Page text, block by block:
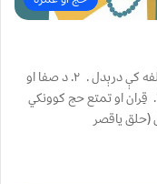
د حج واجبات: د حج خپل واجبات شپږ دي. ۱. مزدلفه کې درېدل . ۲. د صفا او
مروه تر منځ سعي کول . ۳. دجمراتو ویشتل . ۴. قِران او تمتع حج کوونکي